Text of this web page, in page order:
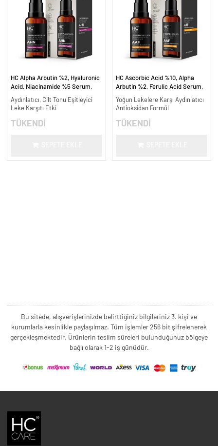
HC Alpha Arbutin %2, Hyaluronic
Acid, Niacinamide %5 Serum,
ml.
Aydınlatıcı, Cilt Tonu Eşitleyici
Leke Karşıtı Etki
TÜKENDİ
HC Ascorbic Acid %10, Alpha
Arbutin %2, Ferulic Acid Serum,
ml.
Yoğun Lekelere Karşı Aydınlatıcı
Antioksidan Formül
TÜKENDİ
Bu sitede, alışverişlerinizde belirttiğiniz bilgileriniz 3. kişi ve
kurumlarla kesinlikle paylaşılmaz. Tüm işlemler 256 bit şifrelenerek
gerçekleşmektedir. Ürünlerin teslim süreleri bulunduğunuz bölgeye
bağlı olarak 1-2 iş günüdür.